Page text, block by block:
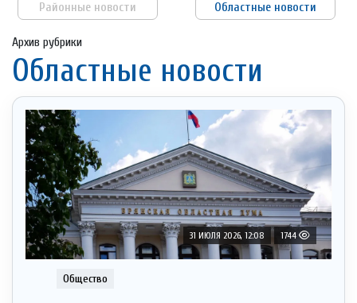
Районные новости Областные новости
Архив рубрики
Областные новости
31 ИЮЛЯ 2026, 12:08 1744
Общество